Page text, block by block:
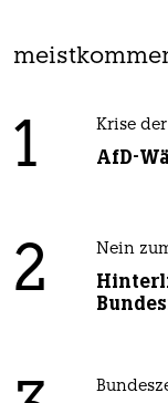
1 Krise
AfD-
2 Nein